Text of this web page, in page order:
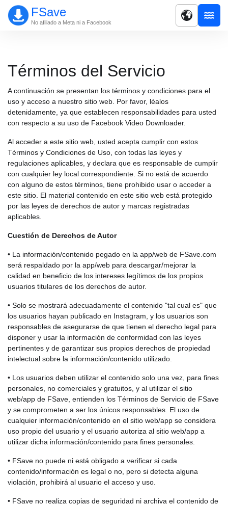
FSave
No afiliado a Meta ni a Facebook
Términos del Servicio
A continuación se presentan los términos y condiciones para el
uso y acceso a nuestro sitio web. Por favor, léalos
detenidamente, ya que establecen responsabilidades para usted
con respecto a su uso de Facebook Video Downloader.
Al acceder a este sitio web, usted acepta cumplir con estos
Términos y Condiciones de Uso, con todas las leyes y
regulaciones aplicables, y declara que es responsable de cumplir
con cualquier ley local correspondiente. Si no está de acuerdo
con alguno de estos términos, tiene prohibido usar o acceder a
este sitio. El material contenido en este sitio web está protegido
por las leyes de derechos de autor y marcas registradas
aplicables.
Cuestión de Derechos de Autor
• La información/contenido pegado en la app/web de FSave.com
será respaldado por la app/web para descargar/mejorar la
calidad en beneficio de los intereses legítimos de los propios
usuarios titulares de los derechos de autor.
• Solo se mostrará adecuadamente el contenido "tal cual es" que
los usuarios hayan publicado en Instagram, y los usuarios son
responsables de asegurarse de que tienen el derecho legal para
disponer y usar la información de conformidad con las leyes
pertinentes y de garantizar sus propios derechos de propiedad
intelectual sobre la información/contenido utilizado.
• Los usuarios deben utilizar el contenido solo una vez, para fines
personales, no comerciales y gratuitos, y al utilizar el sitio
web/app de FSave, entienden los Términos de Servicio de FSave
y se comprometen a ser los únicos responsables. El uso de
cualquier información/contenido en el sitio web/app se considera
uso propio del usuario y el usuario autoriza al sitio web/app a
utilizar dicha información/contenido para fines personales.
• FSave no puede ni está obligado a verificar si cada
contenido/información es legal o no, pero si detecta alguna
violación, prohibirá al usuario el acceso y uso.
• FSave no realiza copias de seguridad ni archiva el contenido de